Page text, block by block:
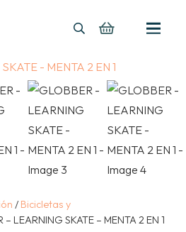
/ Bicicletas y
– LEARNING SKATE – MENTA 2 EN 1